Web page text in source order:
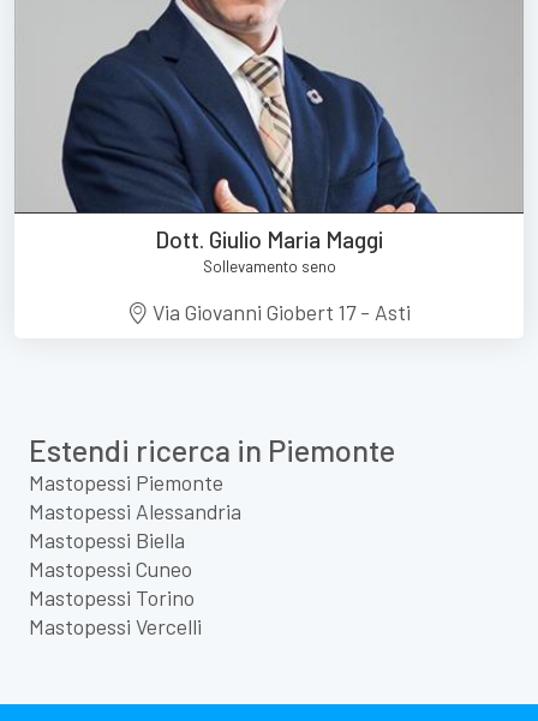
Dott. Giulio Maria Maggi
Sollevamento seno
Via Giovanni Giobert 17 - Asti
Estendi ricerca in Piemonte
Mastopessi Piemonte
Mastopessi Alessandria
Mastopessi Biella
Mastopessi Cuneo
Mastopessi Torino
Mastopessi Vercelli